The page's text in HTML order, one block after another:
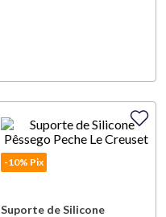
-10% Pix
Suporte de Silicone